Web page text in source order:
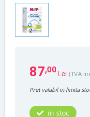
87,00 Lei (TVA
Pret valabil in limita
in stoc